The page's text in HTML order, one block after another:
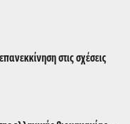
στις σχέσεις